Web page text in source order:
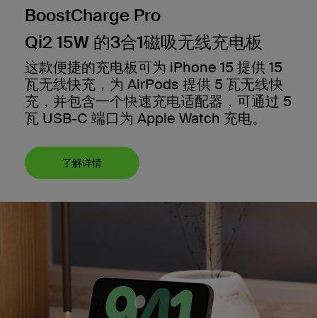
BoostCharge Pro
Qi2 15W 的3合1磁吸无线充电板
这款便捷的充电板可为 iPhone 15 提供 15
瓦无线快充，为 AirPods 提供 5 瓦无线快
充，并包含一个快速充电适配器，可通过 5
瓦 USB-C 端口为 Apple Watch 充电。
了解详情